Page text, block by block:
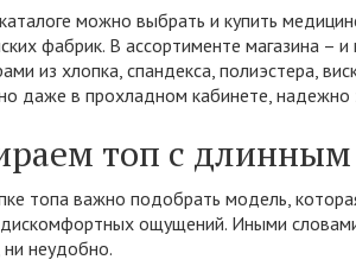
можно выбрать и купить
фабрик. В ассортименте магазина –
из хлопка, спандекса, полиэстера,
даже в прохладном кабинете, надежно
топ с длинным
топа важно подобрать модель,
ощущений. Иными
неудобно.